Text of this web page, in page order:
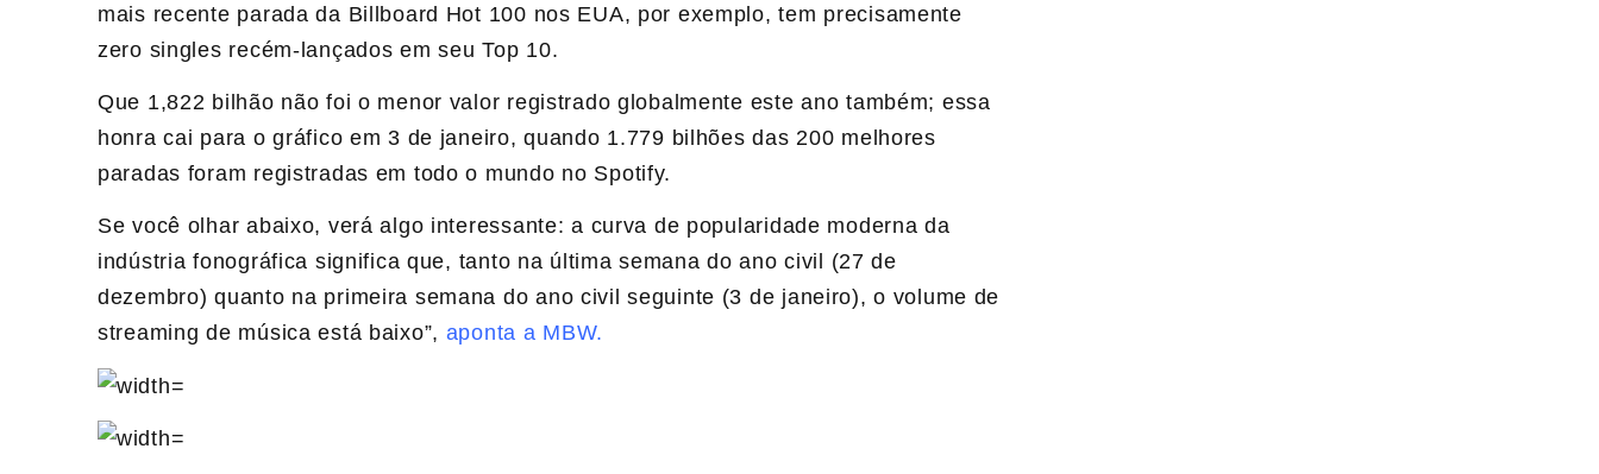
mais recente parada da Billboard Hot 100 nos EUA, por exemplo, tem precisamente
zero singles recém-lançados em seu Top 10.
Que 1,822 bilhão não foi o menor valor registrado globalmente este ano também; essa
honra cai para o gráfico em 3 de janeiro, quando 1.779 bilhões das 200 melhores
paradas foram registradas em todo o mundo no Spotify.
Se você olhar abaixo, verá algo interessante: a curva de popularidade moderna da
indústria fonográfica significa que, tanto na última semana do ano civil (27 de
dezembro) quanto na primeira semana do ano civil seguinte (3 de janeiro), o volume de
streaming de música está baixo”, aponta a MBW.